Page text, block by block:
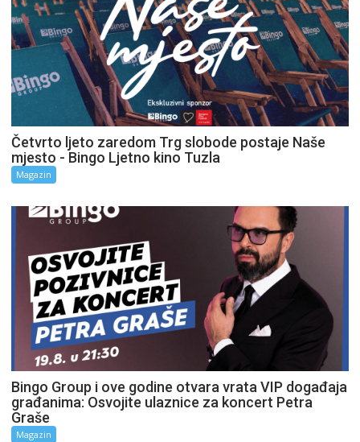
Četvrto ljeto zaredom Trg slobode postaje Naše
mjesto - Bingo Ljetno kino Tuzla
Magazin
Bingo Group i ove godine otvara vrata VIP događaja
građanima: Osvojite ulaznice za koncert Petra
Graše
Magazin